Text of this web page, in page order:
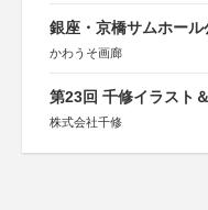
銀座・京橋サムホー
かわうそ画廊
第23回 千修イラスト
株式会社千修